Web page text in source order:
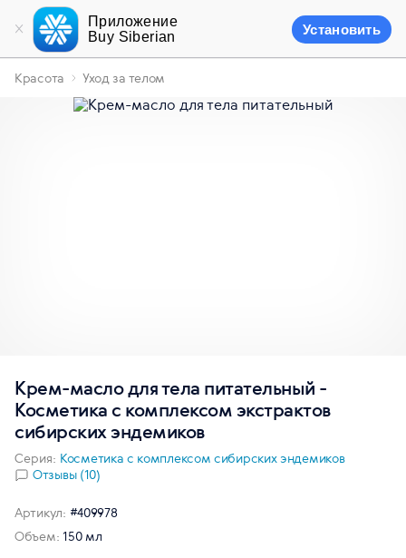
Приложение
Buy Siberian
Установить
Красота Уход за телом
Крем-масло для тела питательный -
Косметика с комплексом экстрактов
сибирских эндемиков
Серия: Косметика с комплексом сибирских эндемиков
Отзывы (10)
Артикул: #409978
Объем: 150 мл